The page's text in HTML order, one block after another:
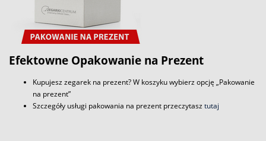
Efektowne Opakowanie na Prezent
Kupujesz zegarek na prezent? W koszyku wybierz opcję „Pakowanie
na prezent”
Szczegóły usługi pakowania na prezent przeczytasztutaj